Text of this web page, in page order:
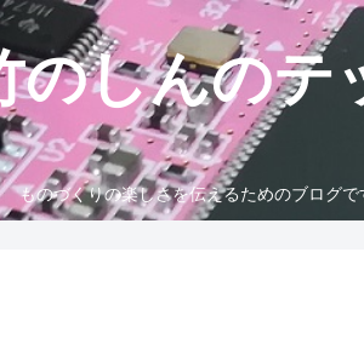
のしんのテ
ものづくりの楽しさを伝えるためのブログ